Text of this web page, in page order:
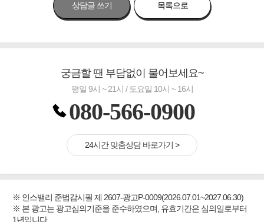
상담글 쓰기 목록으로
궁금할 땐 부담없이 물어보세요~
평일 9시 ~ 21시 / 토요일 10시 ~ 16시
080-566-0900
24시간 맞춤상담 바로가기 >
※ 인스밸리 준법감시필 제 2607-광고P-0009(2026.07.01~2027.06.30)
※ 본 광고는 광고심의기준을 준수하였으며, 유효기간은 심의일로부터
1년입니다.